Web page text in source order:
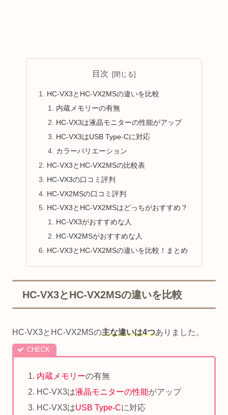
目次
HC-VX3とHC-VX2MSの違いを比較
内蔵メモリーの有無
HC-VX3は液晶モニターの性能がアップ
HC-VX3はUSB Type-Cに対応
カラーバリエーション
HC-VX3とHC-VX2MSの比較表
HC-VX3の口コミ評判
HC-VX2MSの口コミ評判
HC-VX3とHC-VX2MSはどっちがおすすめ？
HC-VX3がおすすめな人
HC-VX2MSがおすすめな人
HC-VX3とHC-VX2MSの違いを比較！まとめ
HC-VX3とHC-VX2MSの違いを比較
HC-VX3とHC-VX2MSの主な違いは4つありました。
内蔵メモリーの有無
HC-VX3は液晶モニターの性能がアップ
HC-VX3はUSB Type-Cに対応